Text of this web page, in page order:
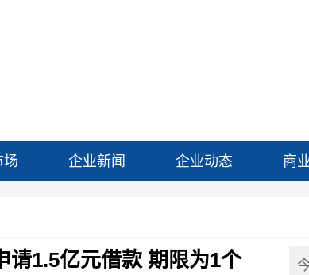
场 企业新闻 企业动态 商
请1.5亿元借款 期限为1个